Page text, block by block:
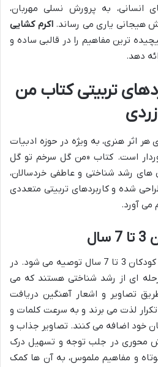
انسانی، به پرورش نسلی مهربان،
هیجانی یاری می رساند.اکرم کشایی
ترین مفاهیم را در قالبی ساده و
دهد.
تربیتی کتاب من
اثر هنری، به ویژه در حوزه ادبیات
است. کتاب «من گل سرخم تو گل
های رشد شناختی و عاطفی خردسالان،
شده و کاربردهای تربیتی متعددی
می آورد.
این کتاب به طور خاص برای کودکان 3 تا 7 سال توصیه می شود. در
ای از رشد شناختی هستند که می
تصاویر و اشعار آهنگین دریافت
تکرار لذت می برند و به سرعت کلمات و
خود اضافه می کنند. تصاویر جذاب و
محوری در جلب توجه و تسهیل درک
و مفاهیم ملموس، به آن ها کمک